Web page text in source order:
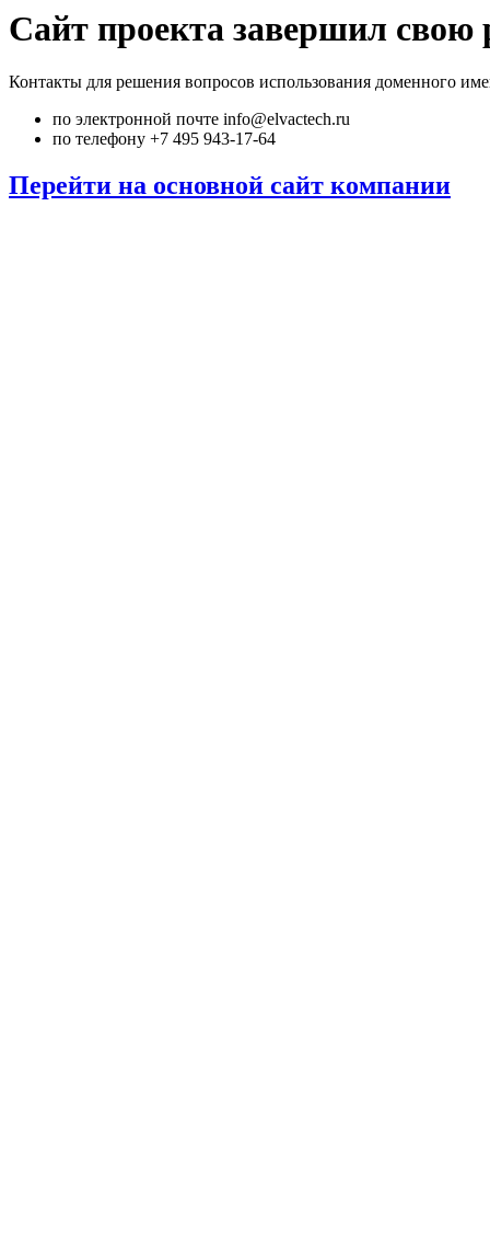
Сайт проекта завершил свою
Контакты для решения вопросов использования доменного
по электронной почте info@elvactech.ru
по телефону +7 495 943-17-64
Перейти на основной сайт компании